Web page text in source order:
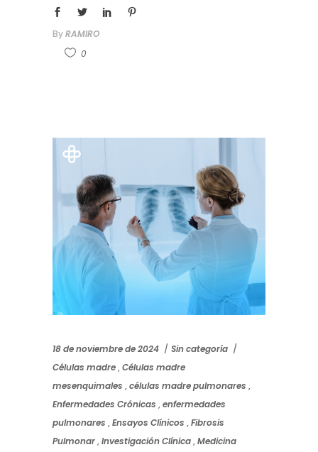
ByRAMIRO
0
18 de noviembre de 2024
Sin categoría
Células madre,Células madre
mesenquimales ,células madre pulmonares ,
Enfermedades Crónicas ,enfermedades
pulmonares ,Ensayos Clínicos ,Fibrosis
Pulmonar,Investigación Clínica,Medicina